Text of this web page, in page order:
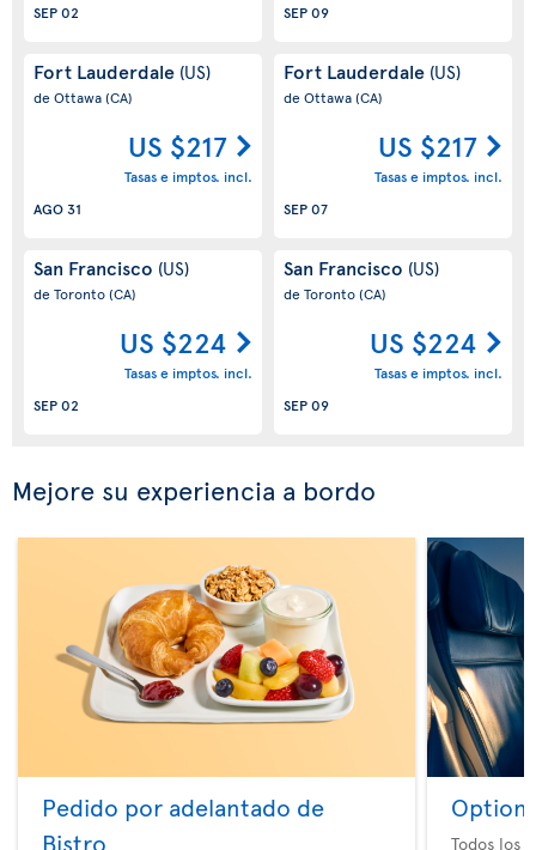
SEP 02
SEP 09
Fort Lauderdale (US)
de Ottawa(CA)
US $217
Tasas e imptos. incl.
AGO 31
Fort Lauderdale (US)
de Ottawa(CA)
US $217
Tasas e imptos. incl.
SEP 07
San Francisco (US)
de Toronto(CA)
US $224
Tasas e imptos. incl.
SEP 02
San Francisco (US)
de Toronto(CA)
US $224
Tasas e imptos. incl.
SEP 09
Mejore su experiencia a bordo
Pedido por adelantado de
Bistro
Option
Todos los